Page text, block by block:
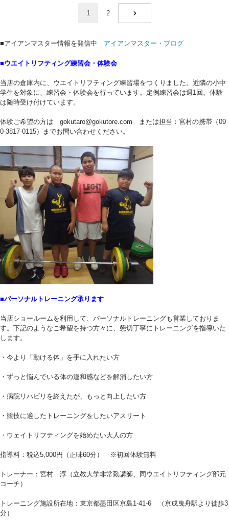
1
2
■アイアンマスター情報を発信中 アイアンマスター・ブログ
■ウエイトリフティング練習会・体験会
当店の倉庫内に、ウエイトリフティング練習場をつくりました。近隣の小中
学生を対象に、練習会・体験会を行っています。定例練習会は週1回。体験
は随時受け付けています。
体験ご希望の方は gokutaro@gokutore.com または担当：宮村の携帯（09
0-3817-0115）までお問い合わせください。
■パーソナルトレーニング承ります
当店ショールームを利用して、パーソナルトレーニングも営業しておりま
す。下記のようなご希望を持つ方々に、懇切丁寧にトレーニングを指導いた
します。
・今より「動ける体」を手に入れたい方
・ずっと悩んでいる体の違和感などを解消したい方
・病院リハビリを終えたが、もっと向上したい方
・競技に適したトレーニングをしたいアスリート
・ウェイトリフティングを始めたい大人の方
指導料：税込5,000円（正味60分） ※初回体験無料
トレーナー：宮村 淳（立教大学非常勤講師、同ウエイトリフティング部元
コーチ）
トレーニング施設所在地：東京都墨田区京島1-41-6 （京成曳舟駅より徒歩3
分）